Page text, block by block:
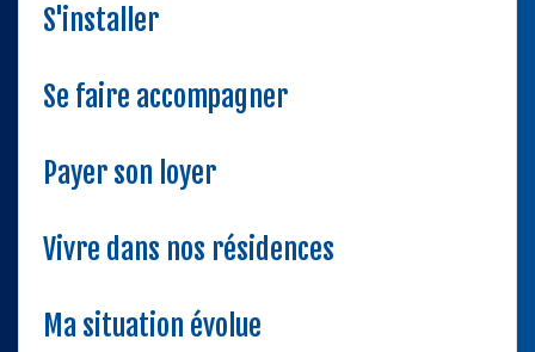
S'installer
Se faire accompagner
Payer son loyer
Vivre dans nos résidences
Ma situation évolue